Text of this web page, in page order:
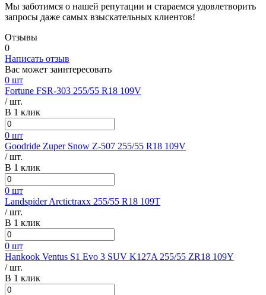
Мы заботимся о нашей репутации и стараемся удовлетворить
запросы даже самых взыскательных клиентов!
Отзывы
0
Написать отзыв
Вас может заинтересовать
0 шт
Fortune FSR-303 255/55 R18 109V
/ шт.
В 1 клик
0 шт
Goodride Zuper Snow Z-507 255/55 R18 109V
/ шт.
В 1 клик
0 шт
Landspider Arctictraxx 255/55 R18 109T
/ шт.
В 1 клик
0 шт
Hankook Ventus S1 Evo 3 SUV K127A 255/55 ZR18 109Y
/ шт.
В 1 клик